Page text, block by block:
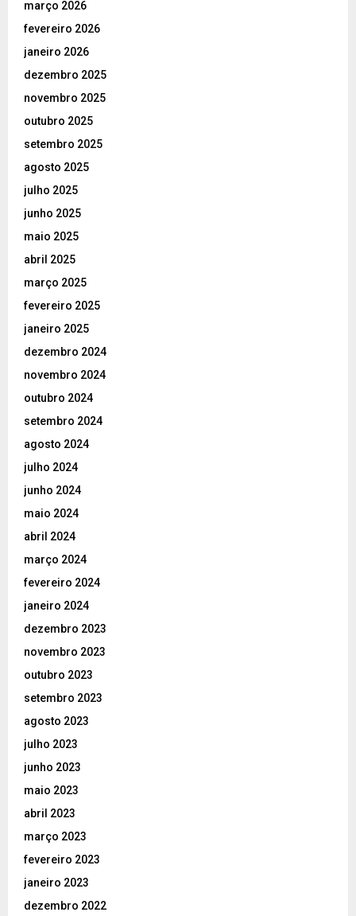
março 2026
fevereiro 2026
janeiro 2026
dezembro 2025
novembro 2025
outubro 2025
setembro 2025
agosto 2025
julho 2025
junho 2025
maio 2025
abril 2025
março 2025
fevereiro 2025
janeiro 2025
dezembro 2024
novembro 2024
outubro 2024
setembro 2024
agosto 2024
julho 2024
junho 2024
maio 2024
abril 2024
março 2024
fevereiro 2024
janeiro 2024
dezembro 2023
novembro 2023
outubro 2023
setembro 2023
agosto 2023
julho 2023
junho 2023
maio 2023
abril 2023
março 2023
fevereiro 2023
janeiro 2023
dezembro 2022